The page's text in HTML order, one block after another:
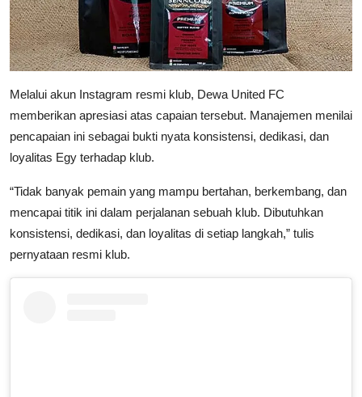
Melalui akun Instagram resmi klub, Dewa United FC
memberikan apresiasi atas capaian tersebut. Manajemen menilai
pencapaian ini sebagai bukti nyata konsistensi, dedikasi, dan
loyalitas Egy terhadap klub.
“Tidak banyak pemain yang mampu bertahan, berkembang, dan
mencapai titik ini dalam perjalanan sebuah klub. Dibutuhkan
konsistensi, dedikasi, dan loyalitas di setiap langkah,” tulis
pernyataan resmi klub.